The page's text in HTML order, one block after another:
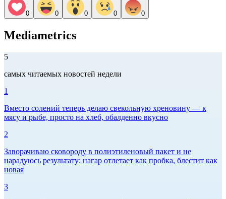
0 0 0 0 0
Mediametrics
5
самых читаемых новостей недели
1
Вместо солений теперь делаю свекольную хреновину — к
мясу и рыбе, просто на хлеб, обалденно вкусно
2
Заворачиваю сковороду в полиэтиленовый пакет и не
нарадуюсь результату: нагар отлетает как пробка, блестит как
новая
3